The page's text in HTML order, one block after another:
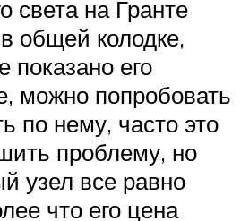
света на Гранте
общей колодке,
показано его
можно попробовать
по нему, часто это
проблему, но
узел все равно
что его цена